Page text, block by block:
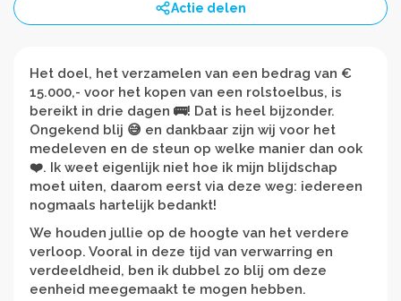
Actie delen
Het doel, het verzamelen van een bedrag van €
15.000,- voor het kopen van een rolstoelbus, is
bereikt in drie dagen 🚌! Dat is heel bijzonder.
Ongekend blij 😅 en dankbaar zijn wij voor het
medeleven en de steun op welke manier dan ook
❤️. Ik weet eigenlijk niet hoe ik mijn blijdschap
moet uiten, daarom eerst via deze weg: iedereen
nogmaals hartelijk bedankt!
We houden jullie op de hoogte van het verdere
verloop. Vooral in deze tijd van verwarring en
verdeeldheid, ben ik dubbel zo blij om deze
eenheid meegemaakt te mogen hebben.